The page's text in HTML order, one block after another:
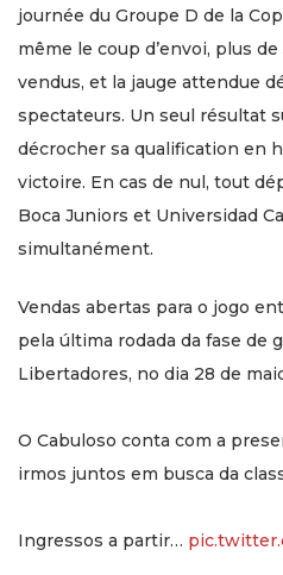
journée du Groupe D de la
même le coup d’envoi, plus
vendus, et la jauge attendue
spectateurs. Un seul résultat
décrocher sa qualification en
victoire. En cas de nul, tout
Boca Juniors et Universidad
simultanément.
Vendas abertas para o jogo
pela última rodada da fase de
Libertadores, no dia 28 de
O Cabuloso conta com a
irmos juntos em busca da
Ingressos a partir…